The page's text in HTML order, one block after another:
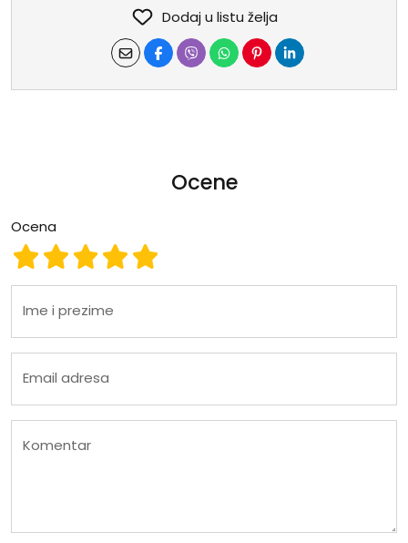
Dodaj u listu želja
Ocene
Ocena
Ocena 5
Ocena 4
Ocena 3
Ocena 2
Ocena 1
Ime i prezime
Email adresa
Komentar